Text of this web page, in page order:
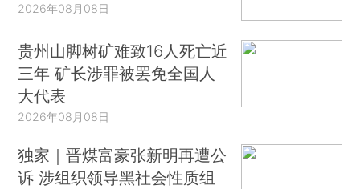
2026年08月08日
贵州山脚树矿难致16人死亡近
三年 矿长涉罪被罢免全国人
大代表
2026年08月08日
独家｜晋煤富豪张新明再遭公
诉 涉组织领导黑社会性质组